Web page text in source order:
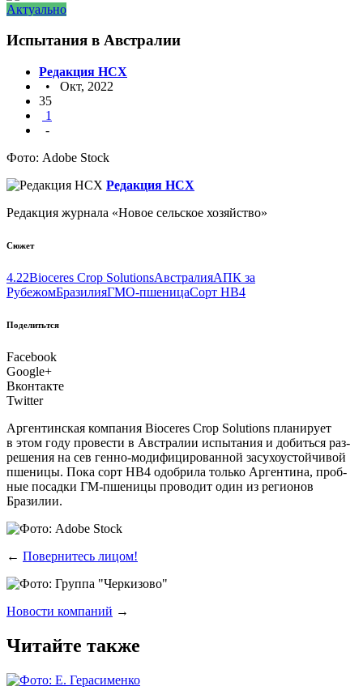
Актуально
Испытания в Австралии
Редакция НСХ
• Окт, 2022
35
1
-
Фото: Adobe Stock
Редакция НСХ
Редакция журнала «Новое сельское хозяйство»
Сюжет
4.22Bioceres Crop SolutionsАвстралияАПК за
РубежомБразилияГМО-пшеницаСорт HB4
Поделитьтся
Facebook
Google+
Вконтакте
Twitter
Арген­тин­ская ком­па­ния Bioceres Crop Solutions пла­ни­ру­ет
в этом году про­ве­сти в Австра­лии испы­та­ния и добить­ся раз­
ре­ше­ния на сев ген­но-моди­фи­ци­ро­ван­ной засу­хо­устой­чи­вой
пше­ни­цы. Пока сорт HB4 одоб­ри­ла толь­ко Арген­ти­на, проб­
ные посад­ки ГМ-пше­ни­цы про­во­дит один из реги­о­нов
Бразилии.
← Повернитесь лицом!
Новости компаний →
Читайте также